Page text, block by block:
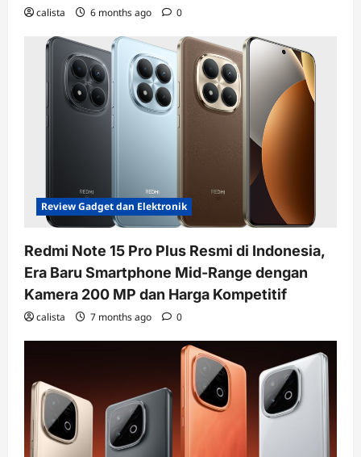
calista 6 months ago 0
Review Gadget dan Elektronik
Redmi Note 15 Pro Plus Resmi di Indonesia,
Era Baru Smartphone Mid-Range dengan
Kamera 200 MP dan Harga Kompetitif
calista 7 months ago 0